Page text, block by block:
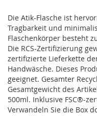
Die Atik-Flasche ist
Tragbarkeit und
Flaschenkörper besteht
Die RCS-Zertifizierung
zertifizierte Lieferkette
Handwäsche. Dieses
geeignet. Gesamter
Gesamtgewicht des
500ml. Inklusive FSC®-
Verwandeln Sie die Box